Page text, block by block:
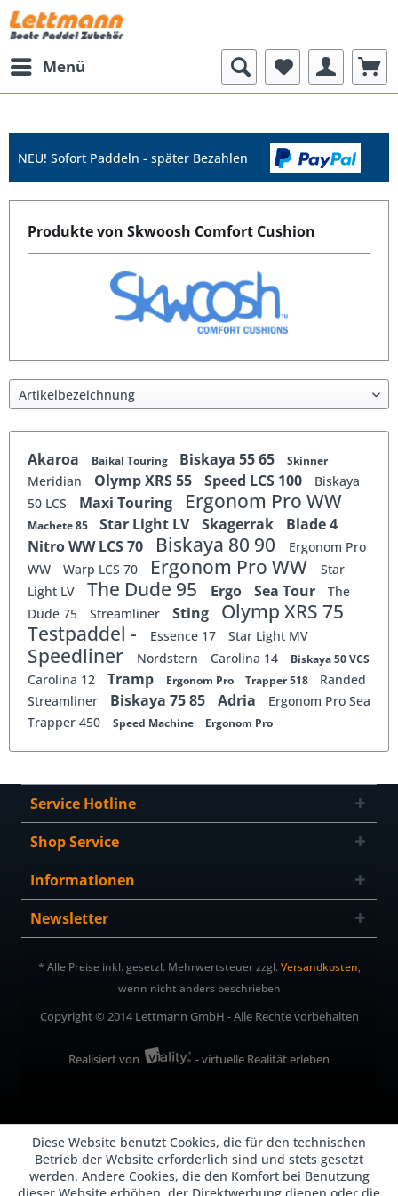
Menü
NEU! Sofort Paddeln - später Bezahlen
Produkte von Skwoosh Comfort Cushion
Akaroa Baikal Touring Biskaya 55 65 Skinner
Meridian Olymp XRS 55 Speed LCS 100
Biskaya
50 LCS
Maxi Touring Ergonom Pro WW
Machete 85 Star Light LV Skagerrak
Blade 4
Nitro WW LCS 70
Biskaya 80 90
Ergonom Pro
WW
Warp LCS 70 Ergonom Pro WW
Star
Light LV
The Dude 95 Ergo Sea Tour
The
Dude 75
Streamliner Sting
Olymp XRS 75
Testpaddel -
Essence 17 Star Light MV
Speedliner Nordstern Carolina 14 Biskaya 50 VCS
Carolina 12 Tramp Ergonom Pro Trapper 518
Randed
Streamliner
Biskaya 75 85 Adria
Ergonom Pro Sea
Trapper 450
Speed Machine Ergonom Pro
Service Hotline
Shop Service
Informationen
Newsletter
* Alle Preise inkl. gesetzl. Mehrwertsteuer zzgl.Versandkosten,
wenn nicht anders beschrieben
Copyright © 2014 Lettmann GmbH - Alle Rechte vorbehalten
Realisiert von - virtuelle Realität erleben
Diese Website benutzt Cookies, die für den technischen
Betrieb der Website erforderlich sind und stets gesetzt
werden. Andere Cookies, die den Komfort bei Benutzung